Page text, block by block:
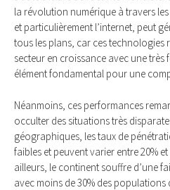
la révolution numérique à travers
et particulièrement l’internet, peut
tous les plans, car ces technologies
secteur en croissance avec une
élément fondamental pour une
Néanmoins, ces performances
occulter des situations très
géographiques, les taux de
faibles et peuvent varier entre 20%
ailleurs, le continent souffre d’une
avec moins de 30% des